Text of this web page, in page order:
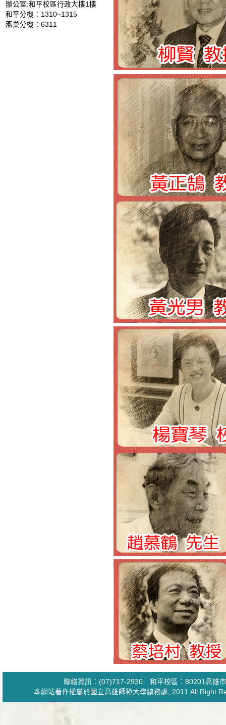
辦公室:和平校區行政大樓1樓
和平分機：1310~1315
燕巢分機：6311
聯絡資訊：(07)717-2930 和平校區：80201高雄
本網站著作權屬於國立高雄師範大學總務處, 2011 All Right